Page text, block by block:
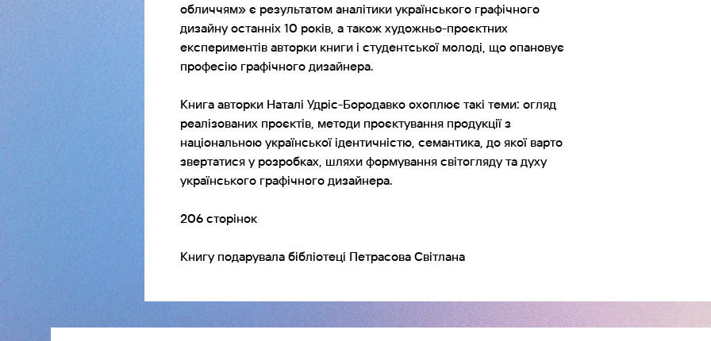
обличчям» є результатом аналітики українського графічного
дизайну останніх 10 років, а також художньо-проєктних
експериментів авторки книги і студентської молоді, що опановує
професію графічного дизайнера.
Книга авторки Наталі Удріс-Бородавко охоплює такі теми: огляд
реалізованих проєктів, методи проєктування продукції з
національною української ідентичністю, семантика, до якої варто
звертатися у розробках, шляхи формування світогляду та духу
українського графічного дизайнера.
206 сторінок
Книгу подарувала бібліотеці Петрасова Світлана